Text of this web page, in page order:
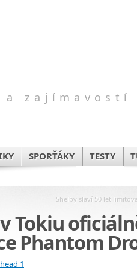
a zajímavostí
SPORŤÁKY TESTY
Shelby slaví 50 let
Tokiu
Phantom